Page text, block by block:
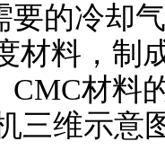
要的冷却
材料，制
CMC材料
三维示意